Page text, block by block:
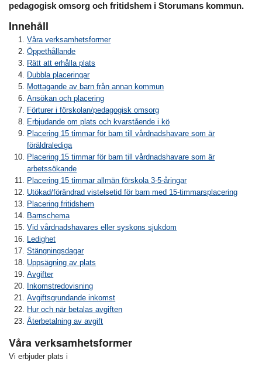
pedagogisk omsorg och fritidshem i Storumans kommun.
Innehåll
Våra verksamhetsformer
Öppethållande
Rätt att erhålla plats
Dubbla placeringar
Mottagande av barn från annan kommun
Ansökan och placering
Förturer i förskolan/pedagogisk omsorg
Erbjudande om plats och kvarstående i kö
Placering 15 timmar för barn till vårdnadshavare som är
föräldralediga
Placering 15 timmar för barn till vårdnadshavare som är
arbetssökande
Placering 15 timmar allmän förskola 3-5-åringar
Utökad/förändrad vistelsetid för barn med 15-timmarsplacering
Placering fritidshem
Barnschema
Vid vårdnadshavares eller syskons sjukdom
Ledighet
Stängningsdagar
Uppsägning av plats
Avgifter
Inkomstredovisning
Avgiftsgrundande inkomst
Hur och när betalas avgiften
Återbetalning av avgift
Våra verksamhetsformer
Vi erbjuder plats i